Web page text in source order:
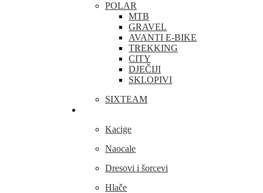
POLAR
MTB
GRAVEL
AVANTI E-BIKE
TREKKING
CITY
DJEČIJI
SKLOPIVI
SIXTEAM
Kacige
Naocale
Dresovi i šorcevi
Hlače